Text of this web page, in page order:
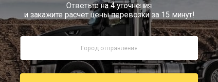
8 (800) 505-40-85
Звонок по России бесплатно
sale@simtruck-negabarit.ru
Ответьте на 4 уточнения
и закажите расчет цены перевозки за 15 минут!